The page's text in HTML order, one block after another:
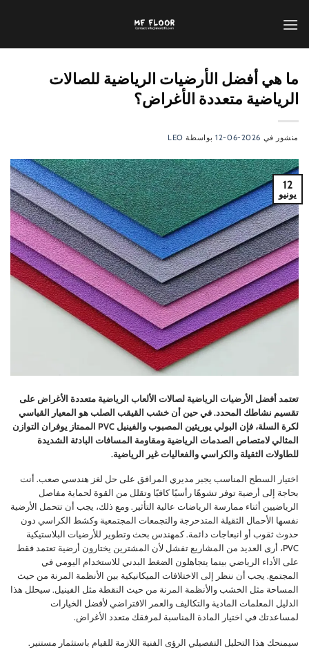
ما هي أفضل الأرضيات الرياضية للصالات
الرياضية متعددة الأغراض؟
منشور في2026-06-12 بواسطةLEO
12
يونيو
تعتمد أفضل الأرضيات الرياضية لصالات الألعاب الرياضية متعددة الأغراض على
تقسيم نشاطك المحدد. في حين أن خشب القيقب الصلب هو المعيار القياسي
لكرة السلة، فإن البولي يوريثين المصبوب والفينيل PVC الممتاز يوفران التوازن
المثالي لامتصاص الصدمات الرياضية ومقاومة المسافات البادئة الشديدة
للطاولات الثقيلة والكراسي والفعاليات غير الرياضية.
اختيار السطح المناسب يجبر مديري المرافق على حل لغز هندسي صعب. أنت
بحاجة إلى أرضية توفر تشوهًا رأسيًا كافيًا وتقلل من القوة لحماية مفاصل
الرياضيين أثناء ممارسة الرياضات عالية التأثير. ومع ذلك، يجب أن تتحمل الأرضية
نفسها الأحمال الثقيلة المتدحرجة والتجمعات المجتمعية وكشط الكراسي دون
حدوث ثقوب أو انبعاجات دائمة. كمهندس بحث وتطوير للأرضيات البلاستيكية
PVC، أرى العديد من المشاريع تفشل لأن المشترين يختارون أرضية تعتمد فقط
على الأداء الرياضي بينما يتجاهلون الضغط البدني للاستخدام اليومي في
المجتمع. يجب أن ننظر إلى الاختلافات الميكانيكية بين الأنظمة المرنة من حيث
المساحة مثل الخشب والأنظمة المرنة من حيث النقطة مثل الفينيل. سيحلل هذا
الدليل المعلمات المادية والتكاليف والعمر الافتراضي لأفضل الخيارات
لمساعدتك في اختيار المادة المناسبة لمرفقك متعدد الأغراض.
سيمنحك هذا التحليل التفصيلي الرؤى الفنية اللازمة للقيام باستثمار مستنير.